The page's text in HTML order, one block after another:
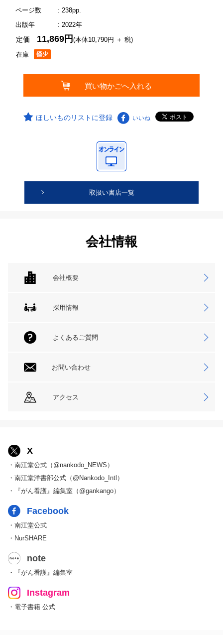
ページ数
: 238pp.
出版年
: 2022年
在庫
定価 11,869円(本体10,790円 ＋ 税)
ほしいものリストに登録 いいね
取扱い書店一覧
会社情報
会社概要
採用情報
よくあるご質問
お問い合わせ
アクセス
X
・南江堂公式（@nankodo_NEWS）
・南江堂洋書部公式（@Nankodo_Intl）
・『がん看護』編集室（@gankango）
Facebook
・南江堂公式
・NurSHARE
note
・『がん看護』編集室
Instagram
・電子書籍 公式